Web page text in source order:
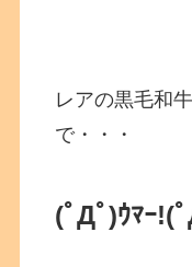
レアの黒毛和
で・・・
(ﾟДﾟ)ｳﾏｰ!(